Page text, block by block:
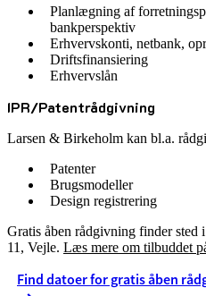
Planlægning af
bankperspektiv
Erhvervskonti, netbank,
Driftsfinansiering
Erhvervslån
IPR/Patentrådgivning
Larsen & Birkeholm kan bl.a.
Patenter
Brugsmodeller
Design registrering
Gratis åben rådgivning finder sted
11, Vejle. Læs mere om tilbuddet
Find datoer for gratis åben